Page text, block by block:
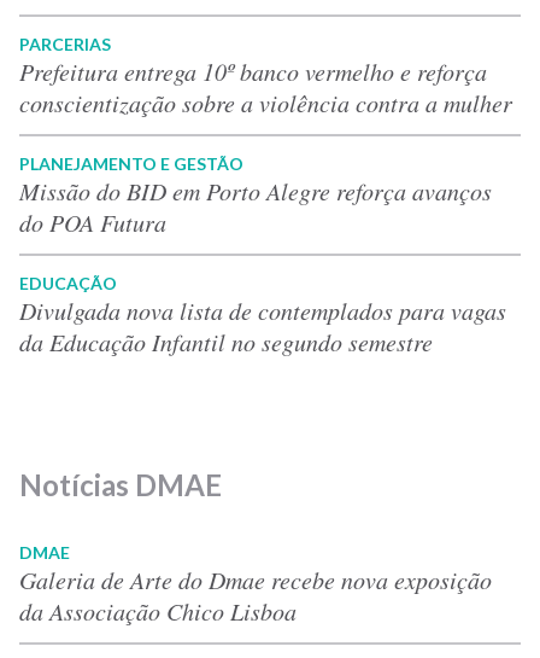
PARCERIAS
Prefeitura entrega 10º banco vermelho e reforça
conscientização sobre a violência contra a mulher
PLANEJAMENTO E GESTÃO
Missão do BID em Porto Alegre reforça avanços
do POA Futura
EDUCAÇÃO
Divulgada nova lista de contemplados para vagas
da Educação Infantil no segundo semestre
Notícias DMAE
DMAE
Galeria de Arte do Dmae recebe nova exposição
da Associação Chico Lisboa